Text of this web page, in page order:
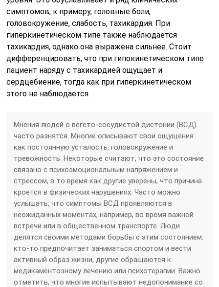
симптомов, к примеру, головные боли,
головокружение, слабость, тахикардия. При
гиперкинетическом типе также наблюдается
тахикардия, однако она выражена сильнее. Стоит
дифференцировать, что при гипокинетическом типе
пациент наряду с тахикардией ощущает и
сердцебиение, тогда как при гиперкинетическом
этого не наблюдается.
Мнения людей о вегето-сосудистой дистонии (ВСД)
часто разнятся. Многие описывают свои ощущения
как постоянную усталость, головокружение и
тревожность. Некоторые считают, что это состояние
связано с психоэмоциональным напряжением и
стрессом, в то время как другие уверены, что причина
кроется в физических нарушениях. Часто можно
услышать, что симптомы ВСД проявляются в
неожиданных моментах, например, во время важной
встречи или в общественном транспорте. Люди
делятся своими методами борьбы с этим состоянием:
кто-то предпочитает заниматься спортом и вести
активный образ жизни, другие обращаются к
медикаментозному лечению или психотерапии. Важно
отметить, что многие испытывают недопонимание со